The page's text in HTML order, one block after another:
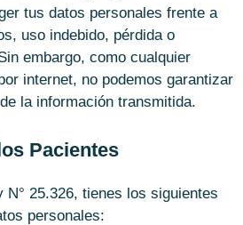
tus datos personales frente a
uso indebido, pérdida o
embargo, como cualquier
internet, no podemos garantizar
la información transmitida.
Pacientes
N° 25.326, tienes los siguientes
personales: